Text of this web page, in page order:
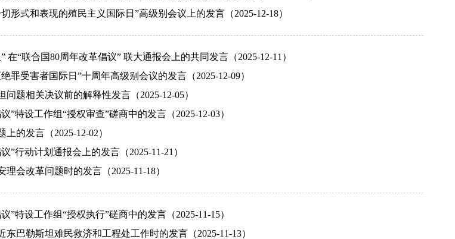
形式和表现的殖民主义国际日”高级别会议上的发言（2025-12-18）
在“联合国80周年改革倡议” 联大通报会上的共同发言（2025-12-11）
罪受害者国际日”十周年高级别会议的发言（2025-12-09）
题相关决议前的解释性发言（2025-12-05）
”特设工作组“授权审查”磋商中的发言（2025-12-03）
的发言（2025-12-02）
”行动计划通报会上的发言（2025-11-21）
会改革问题时的发言（2025-11-18）
”特设工作组“授权执行”磋商中的发言（2025-11-15）
巴勒斯坦难民救济和工程处工作时的发言（2025-11-13）